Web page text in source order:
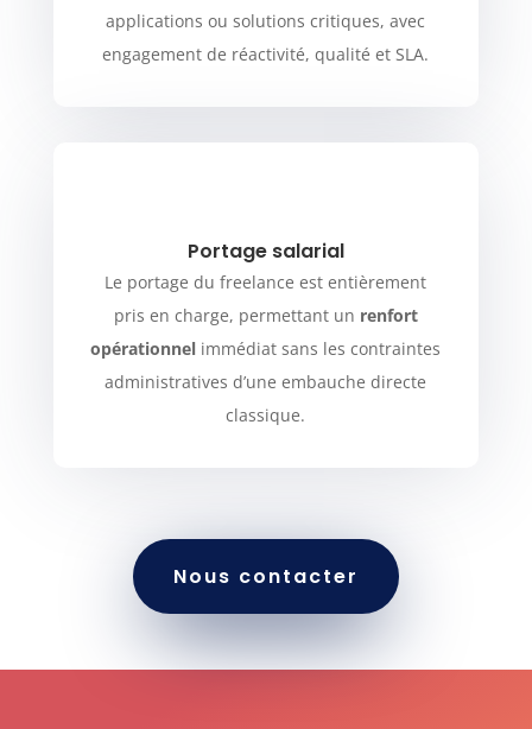
applications ou solutions critiques, avec
engagement de réactivité, qualité et SLA.
Portage salarial
Le portage du freelance est entièrement
pris en charge, permettant un renfort
opérationnel immédiat sans les contraintes
administratives d’une embauche directe
classique.
Nous contacter